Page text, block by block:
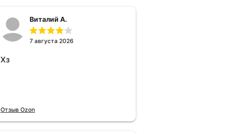
Виталий А.
7 августа 2026
Хз
Отзыв Ozon